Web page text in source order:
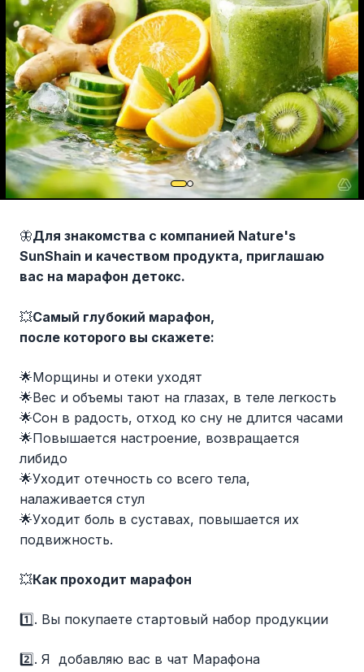
🦋Для знакомства с компанией Nature's
SunShain и качеством продукта, приглашаю
вас на марафон детокс.
💥Самый глубокий марафон,
после которого вы скажете:
🌟Морщины и отеки уходят
🌟Вес и объемы тают на глазах, в теле легкость
🌟Сон в радость, отход ко сну не длится часами
🌟Повышается настроение, возвращается
либидо
🌟Уходит отечность со всего тела,
налаживается стул
🌟Уходит боль в суставах, повышается их
подвижность.
💥Как проходит марафон
1️⃣. Вы покупаете стартовый набор продукции
2️⃣. Я добавляю вас в чат Марафона